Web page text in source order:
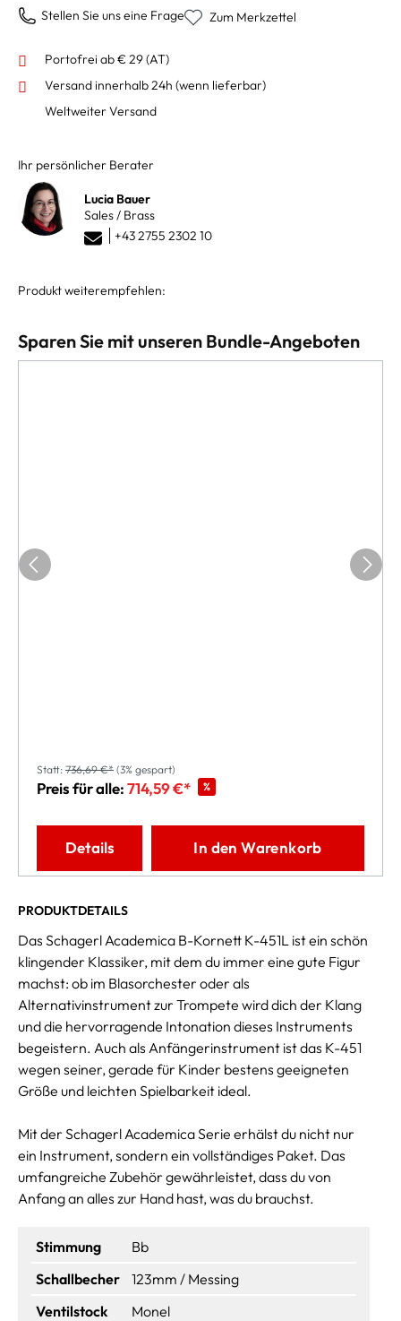
Stellen Sie uns eine Frage Zum Merkzettel
Portofrei ab € 29 (AT)
Versand innerhalb 24h (wenn lieferbar)
Weltweiter Versand
Ihr persönlicher Berater
Lucia Bauer
Sales / Brass
+43 2755 2302 10
Produkt weiterempfehlen:
Sparen Sie mit unseren Bundle-Angeboten
Statt: 736,69 €* (3% gespart)
Preis für alle:714,59 €* %
Details In den Warenkorb
PRODUKTDETAILS
Das Schagerl Academica B-Kornett K-451L ist ein schön
klingender Klassiker, mit dem du immer eine gute Figur
machst: ob im Blasorchester oder als
Alternativinstrument zur Trompete wird dich der Klang
und die hervorragende Intonation dieses Instruments
begeistern. Auch als Anfängerinstrument ist das K-451
wegen seiner, gerade für Kinder bestens geeigneten
Größe und leichten Spielbarkeit ideal.
Mit der Schagerl Academica Serie erhälst du nicht nur
ein Instrument, sondern ein vollständiges Paket. Das
umfangreiche Zubehör gewährleistet, dass du von
Anfang an alles zur Hand hast, was du brauchst.
Stimmung
Bb
Schallbecher
123mm / Messing
Ventilstock
Monel